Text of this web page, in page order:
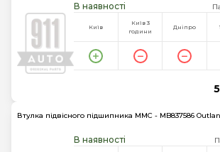
В наявності
Київ
Київ 3
години
Дніпро
Втулка підвісного підшипника MMC - MB837586
В наявності